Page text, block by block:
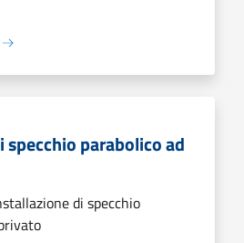
parabolico ad
di specchio